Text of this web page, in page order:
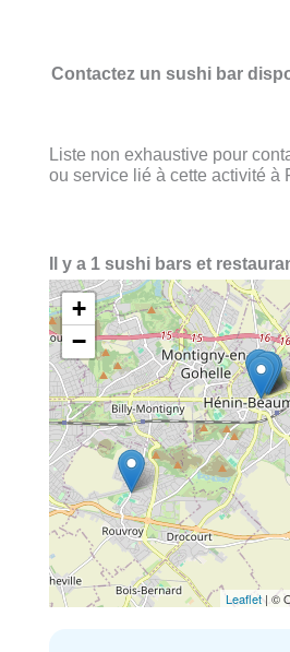
Contactez un sushi bar
Liste non exhaustive pour
ou service lié à cette activité à
Il y a 1 sushi bars et
+
−
Leaflet | ©